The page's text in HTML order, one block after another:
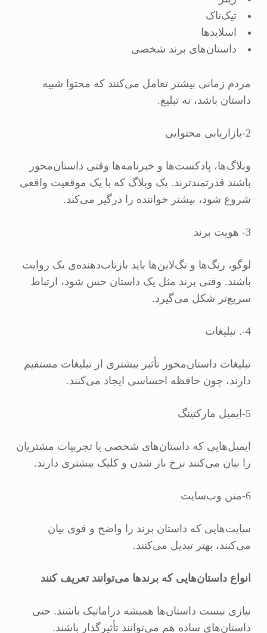
تیک‌تاک
اسلایدها
داستان‌های برند شخصی
مردم زمانی بیشتر تعامل می‌کنند که محتوا شبیه
داستان باشد، نه تبلیغ.
2-بازاریابی محتوایی
وبلاگ‌ها، پادکست‌ها و خبرنامه‌ها وقتی داستان‌محور
باشند قدرتمندترند. یک وبلاگ که با یک موقعیت واقعی
شروع شود، بیشتر خواننده را درگیر می‌کند.
3- هویت برند
لوگو، رنگ‌ها و تگ‌لاین‌ها باید بازتاب‌دهنده‌ی یک روایت
باشند. وقتی برند مثل یک داستان حس شود، ارتباط
سریع‌تر شکل می‌گیرد.
4-. تبلیغات
تبلیغات داستان‌محور تأثیر بیشتری از تبلیغات مستقیم
دارند، چون حافظه احساسی ایجاد می‌کنند.
5-ایمیل مارکتینگ
ایمیل‌هایی که داستان‌های شخصی یا تجربیات مشتریان
را بیان می‌کنند نرخ باز شدن و کلیک بیشتری دارند.
6-متن وب‌سایت
سایت‌هایی که داستان برند را واضح و قوی بیان
می‌کنند، بهتر تبدیل می‌کنند.
انواع داستان‌هایی که برندها می‌توانند تعریف کنند
نیازی نیست داستان‌ها همیشه دراماتیک باشند. حتی
داستان‌های ساده هم می‌توانند تأثیرگذار باشند.